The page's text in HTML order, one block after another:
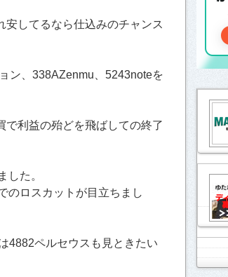
安してるなら仕込みのチャンス
ン、338AZenmu、5243noteを
利益の殆どを飛ばしての終了
した。
のロスカットが目立ちまし
4882ペルセウスも見ときたい